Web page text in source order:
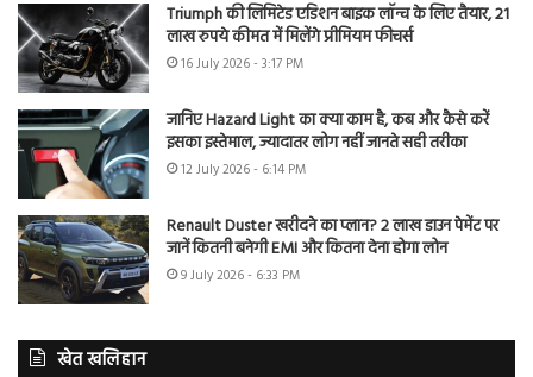
Triumph की लिमिटेड एडिशन बाइक लॉन्च के लिए तैयार, 21
लाख रुपये कीमत में मिलेंगे प्रीमियम फीचर्स
16 July 2026 - 3:17 PM
जानिए Hazard Light का क्या काम है, कब और कैसे करें
इसका इस्तेमाल, ज्यादातर लोग नहीं जानते सही तरीका
12 July 2026 - 6:14 PM
Renault Duster खरीदने का प्लान? 2 लाख डाउन पेमेंट पर
जानें कितनी बनेगी EMI और कितना देना होगा लोन
9 July 2026 - 6:33 PM
खेत खलिहान